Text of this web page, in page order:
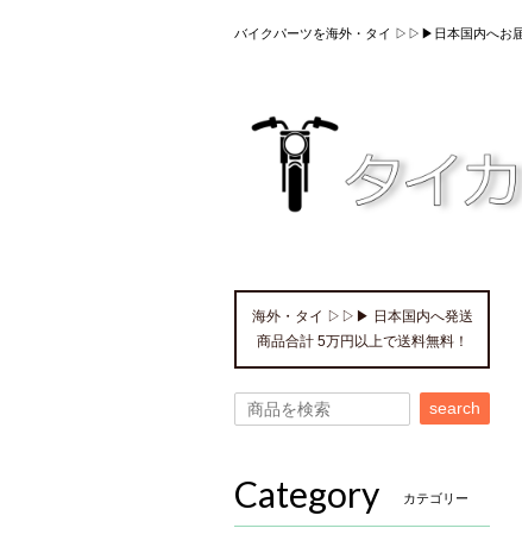
バイクパーツを海外・タイ ▷▷▶日本国内へお届
海外・タイ ▷▷▶ 日本国内へ発送
商品合計 5万円以上で送料無料！
search
Category カテゴリー